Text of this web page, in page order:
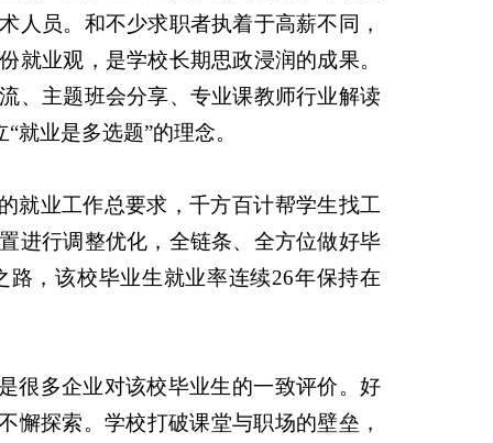
人员。和不少求职者执着于高薪不同，
就业观，是学校长期思政浸润的成果。
、主题班会分享、专业课教师行业解读
就业是多选题”的理念。
就业工作总要求，千方百计帮学生找工
进行调整优化，全链条、全方位做好毕
，该校毕业生就业率连续26年保持在
很多企业对该校毕业生的一致评价。好
懈探索。学校打破课堂与职场的壁垒，